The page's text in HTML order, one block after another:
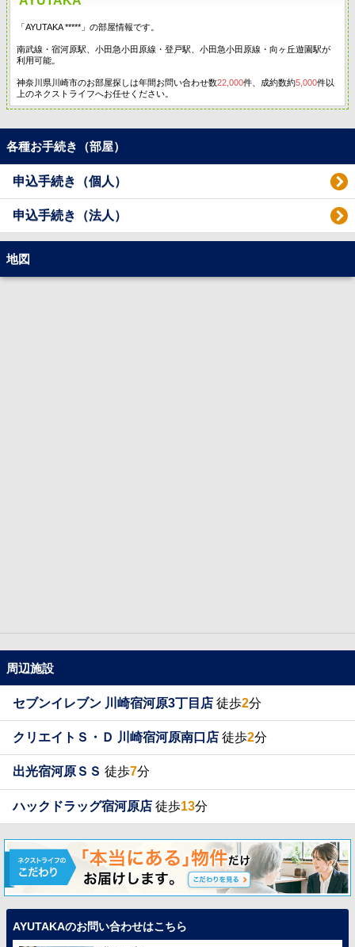
「AYUTAKA *****」の部屋情報です。
南武線・宿河原駅、小田急小田原線・登戸駅、小田急小田原線・向ヶ丘遊園駅が
利用可能。
神奈川県川崎市のお部屋探しは年間お問い合わせ数22,000件、成約数約5,000件以
上のネクストライフへお任せください。
各種お手続き（部屋）
申込手続き（個人）
申込手続き（法人）
地図
周辺施設
セブンイレブン 川崎宿河原3丁目店 徒歩2分
クリエイトＳ・Ｄ 川崎宿河原南口店 徒歩2分
出光宿河原ＳＳ 徒歩7分
ハックドラッグ宿河原店 徒歩13分
AYUTAKAのお問い合わせはこちら